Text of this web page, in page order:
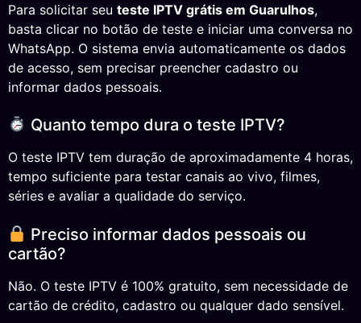
Para solicitar seu teste IPTV grátis em Guarulhos,
basta clicar no botão de teste e iniciar uma conversa no
WhatsApp. O sistema envia automaticamente os dados
de acesso, sem precisar preencher cadastro ou
informar dados pessoais.
Quanto tempo dura o teste IPTV?
O teste IPTV tem duração de aproximadamente 4 horas,
tempo suficiente para testar canais ao vivo, filmes,
séries e avaliar a qualidade do serviço.
Preciso informar dados pessoais ou
cartão?
Não. O teste IPTV é 100% gratuito, sem necessidade de
cartão de crédito, cadastro ou qualquer dado sensível.